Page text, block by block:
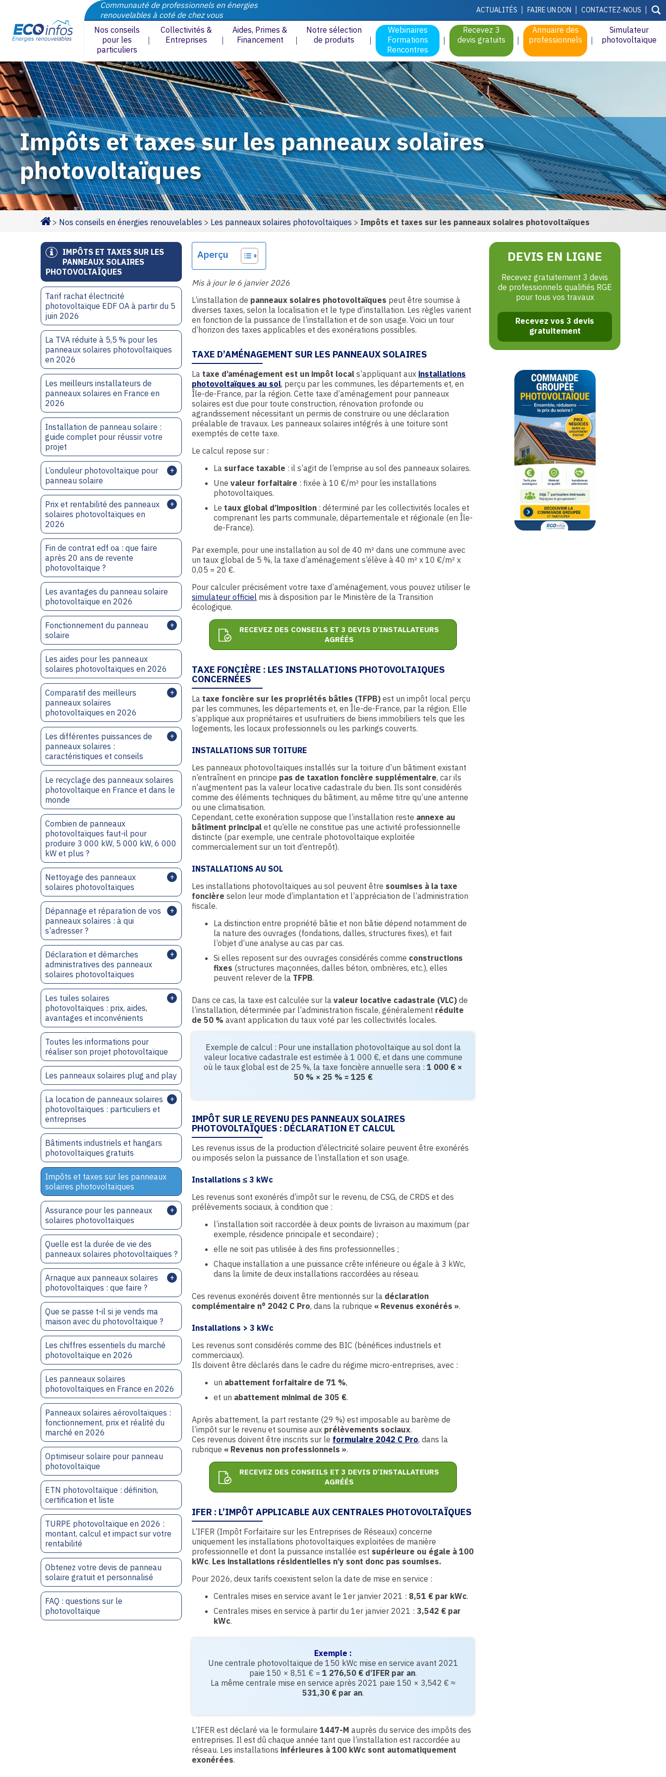
Communauté de professionnels en énergies
renouvelables à coté de chez vous
ACTUALITÉS FAIRE UN DON CONTACTEZ-NOUS
Nos conseils
pour les
particuliers
Collectivités &
Entreprises
Aides, Primes &
Financement
Notre sélection
de produits
Webinaires
Formations
Rencontres
Recevez 3
devis gratuits
Annuaire des
professionnels
Simulateur
photovoltaïque
Impôts et taxes sur les panneaux solaires
photovoltaïques
> Nos conseils en énergies renouvelables > Les panneaux solaires photovoltaïques > Impôts et taxes sur les panneaux solaires photovoltaïques
IMPÔTS ET TAXES SUR LES
PANNEAUX SOLAIRES
PHOTOVOLTAÏQUES
Tarif rachat électricité
photovoltaïque EDF OA à partir du 5
juin 2026
La TVA réduite à 5,5 % pour les
panneaux solaires photovoltaïques
en 2026
Les meilleurs installateurs de
panneaux solaires en France en
2026
Installation de panneau solaire :
guide complet pour réussir votre
projet
L’onduleur photovoltaïque pour
panneau solaire
Prix et rentabilité des panneaux
solaires photovoltaïques en
2026
Fin de contrat edf oa : que faire
après 20 ans de revente
photovoltaïque ?
Les avantages du panneau solaire
photovoltaïque en 2026
Fonctionnement du panneau
solaire
Les aides pour les panneaux
solaires photovoltaïques en 2026
Comparatif des meilleurs
panneaux solaires
photovoltaïques en 2026
Les différentes puissances de
panneaux solaires :
caractéristiques et conseils
Le recyclage des panneaux solaires
photovoltaique en France et dans le
monde
Combien de panneaux
photovoltaïques faut-il pour
produire 3 000 kW, 5 000 kW, 6 000
kW et plus ?
Nettoyage des panneaux
solaires photovoltaïques
Dépannage et réparation de vos
panneaux solaires : à qui
s’adresser ?
Déclaration et démarches
administratives des panneaux
solaires photovoltaïques
Les tuiles solaires
photovoltaïques : prix, aides,
avantages et inconvénients
Toutes les informations pour
réaliser son projet photovoltaïque
Les panneaux solaires plug and play
La location de panneaux solaires
photovoltaïques : particuliers et
entreprises
Bâtiments industriels et hangars
photovoltaïques gratuits
Impôts et taxes sur les panneaux
solaires photovoltaïques
Assurance pour les panneaux
solaires photovoltaïques
Quelle est la durée de vie des
panneaux solaires photovoltaïques ?
Arnaque aux panneaux solaires
photovoltaïques : que faire ?
Que se passe t-il si je vends ma
maison avec du photovoltaïque ?
Les chiffres essentiels du marché
photovoltaïque en 2026
Les panneaux solaires
photovoltaïques en France en 2026
Panneaux solaires aérovoltaïques :
fonctionnement, prix et réalité du
marché en 2026
Optimiseur solaire pour panneau
photovoltaïque
ETN photovoltaïque : définition,
certification et liste
TURPE photovoltaïque en 2026 :
montant, calcul et impact sur votre
rentabilité
Obtenez votre devis de panneau
solaire gratuit et personnalisé
FAQ : questions sur le
photovoltaïque
Aperçu
Mis à jour le 6 janvier 2026
L’installation de panneaux solaires photovoltaïques peut être soumise à
diverses taxes, selon la localisation et le type d’installation. Les règles varient
en fonction de la puissance de l’installation et de son usage. Voici un tour
d’horizon des taxes applicables et des exonérations possibles.
TAXE D’AMÉNAGEMENT SUR LES PANNEAUX SOLAIRES
La taxe d’aménagement est un impôt local s’appliquant aux installations
photovoltaïques au sol, perçu par les communes, les départements et, en
Île-de-France, par la région. Cette taxe d’aménagement pour panneaux
solaires est due pour toute construction, rénovation profonde ou
agrandissement nécessitant un permis de construire ou une déclaration
préalable de travaux. Les panneaux solaires intégrés à une toiture sont
exemptés de cette taxe.
Le calcul repose sur :
La surface taxable : il s’agit de l’emprise au sol des panneaux solaires.
Une valeur forfaitaire : fixée à 10 €/m² pour les installations
photovoltaïques.
Le taux global d’imposition : déterminé par les collectivités locales et
comprenant les parts communale, départementale et régionale (en Île-
de-France).
Par exemple, pour une installation au sol de 40 m² dans une commune avec
un taux global de 5 %, la taxe d’aménagement s’élève à 40 m² x 10 €/m² x
0,05 = 20 €.
Pour calculer précisément votre taxe d’aménagement, vous pouvez utiliser le
simulateur officiel mis à disposition par le Ministère de la Transition
écologique.
RECEVEZ DES CONSEILS ET 3 DEVIS D’INSTALLATEURS
AGRÉÉS
TAXE FONCIÈRE : LES INSTALLATIONS PHOTOVOLTAIQUES
CONCERNÉES
La taxe foncière sur les propriétés bâties (TFPB) est un impôt local perçu
par les communes, les départements et, en Île-de-France, par la région. Elle
s’applique aux propriétaires et usufruitiers de biens immobiliers tels que les
logements, les locaux professionnels ou les parkings couverts.
INSTALLATIONS SUR TOITURE
Les panneaux photovoltaïques installés sur la toiture d’un bâtiment existant
n’entraînent en principe pas de taxation foncière supplémentaire, car ils
n’augmentent pas la valeur locative cadastrale du bien. Ils sont considérés
comme des éléments techniques du bâtiment, au même titre qu’une antenne
ou une climatisation.
Cependant, cette exonération suppose que l’installation reste annexe au
bâtiment principal et qu’elle ne constitue pas une activité professionnelle
distincte (par exemple, une centrale photovoltaïque exploitée
commercialement sur un toit d’entrepôt).
INSTALLATIONS AU SOL
Les installations photovoltaïques au sol peuvent être soumises à la taxe
foncière selon leur mode d’implantation et l’appréciation de l’administration
fiscale.
La distinction entre propriété bâtie et non bâtie dépend notamment de
la nature des ouvrages (fondations, dalles, structures fixes), et fait
l’objet d’une analyse au cas par cas.
Si elles reposent sur des ouvrages considérés comme constructions
fixes (structures maçonnées, dalles béton, ombrières, etc.), elles
peuvent relever de la TFPB.
Dans ce cas, la taxe est calculée sur la valeur locative cadastrale (VLC) de
l’installation, déterminée par l’administration fiscale, généralement réduite
de 50 % avant application du taux voté par les collectivités locales.
Exemple de calcul : Pour une installation photovoltaïque au sol dont la
valeur locative cadastrale est estimée à 1 000 €, et dans une commune
où le taux global est de 25 %, la taxe foncière annuelle sera : 1 000 € ×
50 % × 25 % = 125 €
IMPÔT SUR LE REVENU DES PANNEAUX SOLAIRES
PHOTOVOLTAÏQUES : DÉCLARATION ET CALCUL
Les revenus issus de la production d’électricité solaire peuvent être exonérés
ou imposés selon la puissance de l’installation et son usage.
Installations ≤ 3 kWc
Les revenus sont exonérés d’impôt sur le revenu, de CSG, de CRDS et des
prélèvements sociaux, à condition que :
l’installation soit raccordée à deux points de livraison au maximum (par
exemple, résidence principale et secondaire) ;
elle ne soit pas utilisée à des fins professionnelles ;
Chaque installation a une puissance crête inférieure ou égale à 3 kWc,
dans la limite de deux installations raccordées au réseau.
Ces revenus exonérés doivent être mentionnés sur la déclaration
complémentaire n° 2042 C Pro, dans la rubrique « Revenus exonérés ».
Installations > 3 kWc
Les revenus sont considérés comme des BIC (bénéfices industriels et
commerciaux).
Ils doivent être déclarés dans le cadre du régime micro-entreprises, avec :
un abattement forfaitaire de 71 %,
et un abattement minimal de 305 €.
Après abattement, la part restante (29 %) est imposable au barème de
l’impôt sur le revenu et soumise aux prélèvements sociaux.
Ces revenus doivent être inscrits sur le formulaire 2042 C Pro, dans la
rubrique « Revenus non professionnels ».
RECEVEZ DES CONSEILS ET 3 DEVIS D’INSTALLATEURS
AGRÉÉS
IFER : L’IMPÔT APPLICABLE AUX CENTRALES PHOTOVOLTAÏQUES
L’IFER (Impôt Forfaitaire sur les Entreprises de Réseaux) concerne
uniquement les installations photovoltaïques exploitées de manière
professionnelle et dont la puissance installée est supérieure ou égale à 100
kWc. Les installations résidentielles n’y sont donc pas soumises.
Pour 2026, deux tarifs coexistent selon la date de mise en service :
Centrales mises en service avant le 1er janvier 2021 : 8,51 € par kWc.
Centrales mises en service à partir du 1er janvier 2021 : 3,542 € par
kWc.
Exemple :
Une centrale photovoltaïque de 150 kWc mise en service avant 2021
paie 150 × 8,51 € = 1 276,50 € d’IFER par an.
La même centrale mise en service après 2021 paie 150 × 3,542 € ≈
531,30 € par an.
L’IFER est déclaré via le formulaire 1447-M auprès du service des impôts des
entreprises. Il est dû chaque année tant que l’installation est raccordée au
réseau. Les installations inférieures à 100 kWc sont automatiquement
exonérées.
DEVIS EN LIGNE
Recevez gratuitement 3 devis
de professionnels qualifiés RGE
pour tous vos travaux
Recevez vos 3 devis
gratuitement